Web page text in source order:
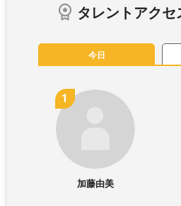
タレントアク
今日
加藤由美